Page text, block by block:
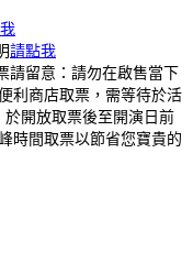
請點我
請留意：請勿在啟售當下
利商店取票，需等待於活
於開放取票後至開演日前
時間取票以節省您寶貴的